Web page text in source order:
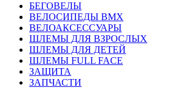
БЕГОВЕЛЫ
ВЕЛОСИПЕДЫ BMX
ВЕЛОАКСЕССУАРЫ
ШЛЕМЫ ДЛЯ ВЗРОСЛЫХ
ШЛЕМЫ ДЛЯ ДЕТЕЙ
ШЛЕМЫ FULL FACE
ЗАЩИТА
ЗАПЧАСТИ